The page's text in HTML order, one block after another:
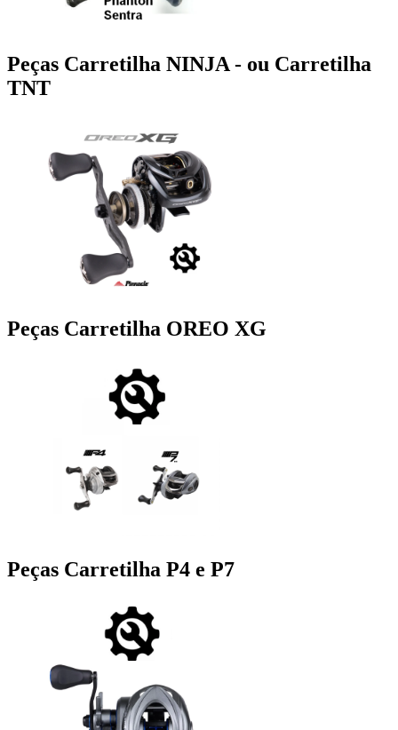
Peças Carretilha NINJA - ou Carretilha
TNT
Peças Carretilha OREO XG
Peças Carretilha P4 e P7